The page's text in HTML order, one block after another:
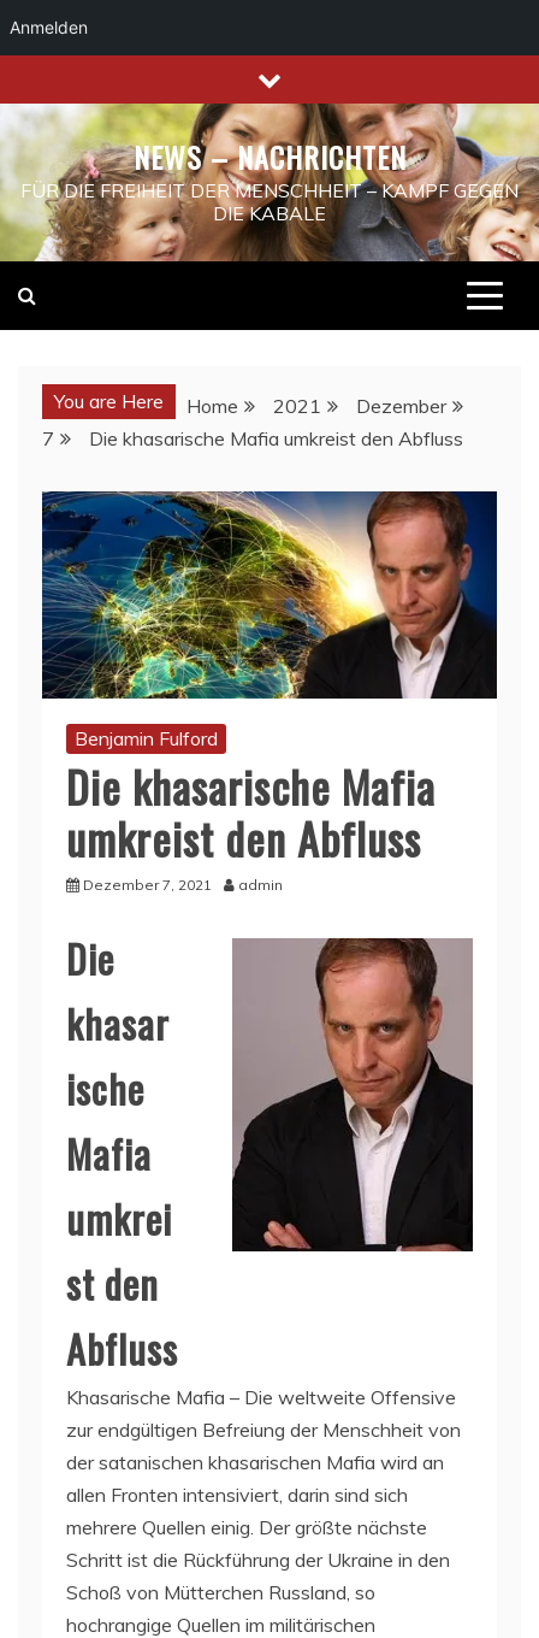
Anmelden
to
content
NEWS – NACHRICHTEN
FÜR DIE FREIHEIT DER MENSCHHEIT – KAMPF GEGEN
DIE KABALE
You are Here Home 2021
Dezember
7
Die khasarische Mafia umkreist den Abfluss
Benjamin Fulford
Die khasarische Mafia
umkreist den Abfluss
Dezember 7, 2021 admin
Die
khasar
ische
Mafia
umkrei
st den
Abfluss
Khasarische Mafia – Die weltweite Offensive
zur endgültigen Befreiung der Menschheit von
der satanischen khasarischen Mafia wird an
allen Fronten intensiviert, darin sind sich
mehrere Quellen einig. Der größte nächste
Schritt ist die Rückführung der Ukraine in den
Schoß von Mütterchen Russland, so
hochrangige Quellen im militärischen